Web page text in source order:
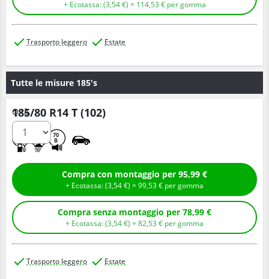
+ Ecotassa: (3,54€ ) = 114,53 € per gomma
Trasporto leggero Estate
Tutte le misure 185's
185/80 R14 T (102)
70
B
Q.tà
Compra con montaggio per 95,99 €
+ Ecotassa: (3,54€ ) =99,53€ per gomma
Compra senza montaggio per 78,99 €
+ Ecotassa: (3,54€ ) =82,53 € per gomma
Trasporto leggero Estate